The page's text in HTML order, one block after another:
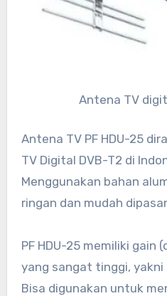
Antena TV
Antena TV PF HDU-25
TV Digital DVB-T2 di
Menggunakan bahan
ringan dan mudah
PF HDU-25 memiliki gain
yang sangat tinggi, yakni
Bisa digunakan untuk